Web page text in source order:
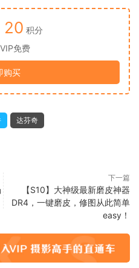
20 积分
免费
购买
达芬奇
下一篇
【S10】大神级最新磨皮神器
DR4，一键磨皮，修图从此简单
easy！